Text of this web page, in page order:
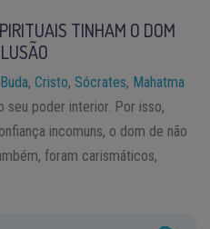
TINHAM O DOM
Buda, Cristo, Sócrates, Mahatma
seu poder interior. Por isso,
incomuns, o dom de não
foram carismáticos,